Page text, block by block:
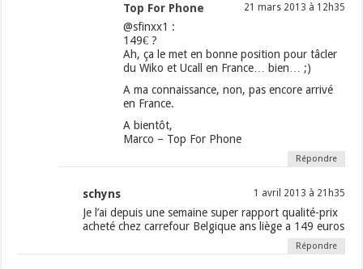
Top For Phone 21 mars 2013 à 12h35
@sfinxx1 :
149€ ?
Ah, ça le met en bonne position pour tâcler
du Wiko et Ucall en France… bien… ;)
A ma connaissance, non, pas encore arrivé
en France.
A bientôt,
Marco – Top For Phone
Répondre
schyns 1 avril 2013 à 21h35
Je l’ai depuis une semaine super rapport qualité-prix
acheté chez carrefour Belgique ans liège a 149 euros
Répondre